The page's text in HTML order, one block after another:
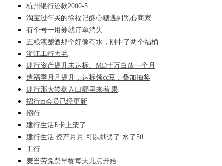
杭州银行还款2000-5
淘宝过年买的徐福记酥心糖遇到黑心商家
有个号一用券就订单消失
五粮液酿酒那个好像有水，刚中了两个福桶
浙江工行大毛
建行资产提升未达标。MD十万白放一个月
造福季月月提升，达标领cc豆，叠加抽奖
建行那大转盘入口哪里来着 果
招行m会员已经更新
招行
建行生活E卡上架了
建行生活 资产月月 可以抽奖了 水了50
工行
麦当劳免费早餐每天几点开始